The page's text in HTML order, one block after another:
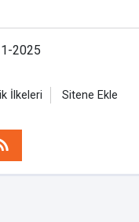
2025
İlkeleri Sitene Ekle